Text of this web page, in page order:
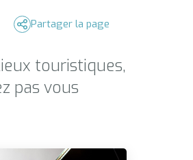
Partager la page
touristiques,
pas vous